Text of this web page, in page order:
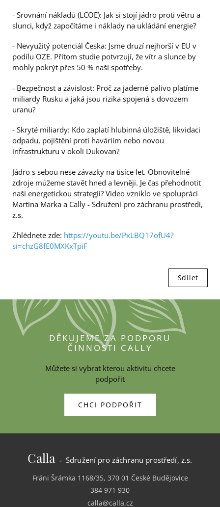
- Srovnání nákladů (LCOE): Jak si stojí jádro proti větru a
slunci, když započítáme i náklady na ukládání energie?
- Nevyužitý potenciál Česka: Jsme druzí nejhorší v EU v
podílu OZE. Přitom studie potvrzují, že vítr a slunce by
mohly pokrýt přes 50 % naší spotřeby.
- Bezpečnost a závislost: Proč za jaderné palivo platíme
miliardy Rusku a jaká jsou rizika spojená s dovozem
uranu?
- Skryté miliardy: Kdo zaplatí hlubinná úložiště, likvidaci
odpadu, pojištění proti haváriím nebo novou
infrastrukturu v okolí Dukovan?
Jádro s sebou nese závazky na tisíce let. Obnovitelné
zdroje můžeme stavět hned a levněji. Je čas přehodnotit
naši energetickou strategii? Video vzniklo ve spolupráci
Martina Marka a Cally - Sdružení pro záchranu prostředí,
z.s.
Zhlédnete zde: https://youtu.be/PxLBQ17ofU4?
si=chzG8fE0MXKxTpiF
Sdílet
DĚKUJEME ZA PODPORU
ČINNOSTI CALLY
Můžete si vybrat kterou aktivitu chcete
podpořit
CHCI PODPOŘIT
Calla- Sdružení pro záchranu prostředí, z.s.
Fráni Šrámka 1168/35, 370 01 České Budějovice
384 971 930
calla@calla.cz